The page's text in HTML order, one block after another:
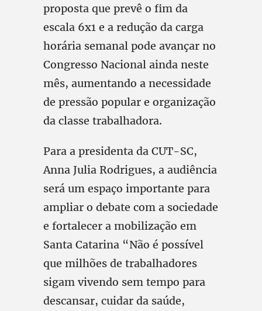
proposta que prevê o fim da
escala 6x1 e a redução da carga
horária semanal pode avançar no
Congresso Nacional ainda neste
mês, aumentando a necessidade
de pressão popular e organização
da classe trabalhadora.
Para a presidenta da CUT-SC,
Anna Julia Rodrigues, a audiência
será um espaço importante para
ampliar o debate com a sociedade
e fortalecer a mobilização em
Santa Catarina “Não é possível
que milhões de trabalhadores
sigam vivendo sem tempo para
descansar, cuidar da saúde,